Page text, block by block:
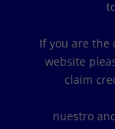
If you are the
website
claim
nuestro